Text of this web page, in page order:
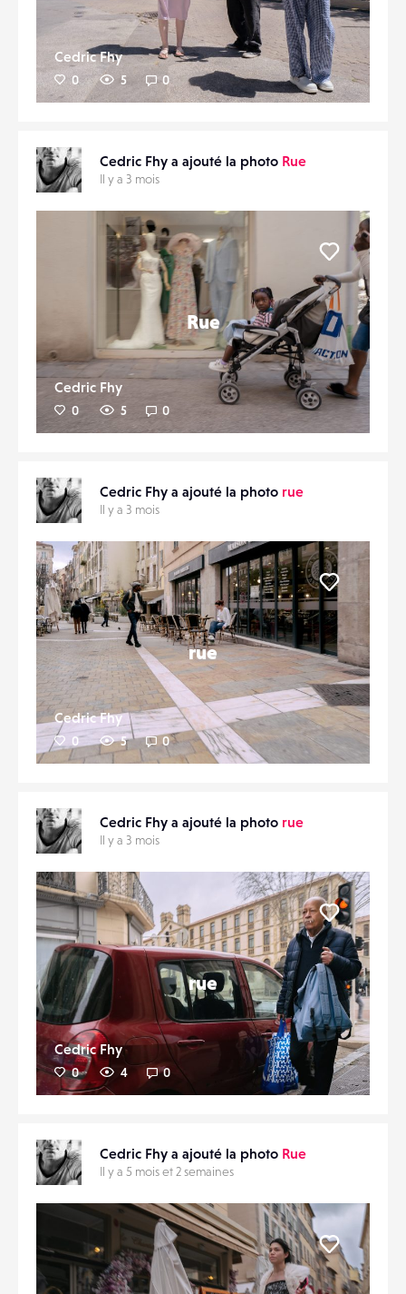
Cedric Fhy
0 5 0
Cedric Fhy a ajouté la photo Rue
Il y a 3 mois
Rue
Cedric Fhy
0 5 0
Liker
Cedric Fhy a ajouté la photo rue
Il y a 3 mois
rue
Cedric Fhy
0 5 0
Liker
Cedric Fhy a ajouté la photo rue
Il y a 3 mois
rue
Cedric Fhy
0 4 0
Liker
Cedric Fhy a ajouté la photo Rue
Il y a 5 mois et 2 semaines
Liker